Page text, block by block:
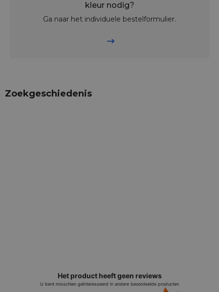
kleur nodig?
Ga naar het individuele bestelformulier.
Zoekgeschiedenis
Het product heeft geen reviews
U bent misschien geïnteresseerd in andere beoordeelde producten